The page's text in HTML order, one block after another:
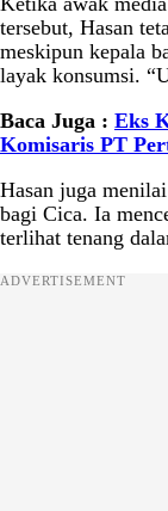
tersebut, Hasan
meskipun kepala
layak konsumsi.
Baca Juga : Eks
Komisaris PT
Hasan juga
bagi Cica. Ia
terlihat tenang
ADVERTISEMENT